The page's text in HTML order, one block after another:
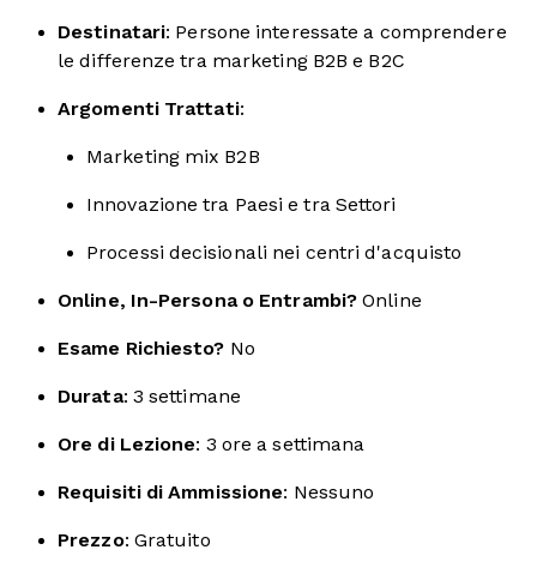
Destinatari: Persone interessate a comprendere
le differenze tra marketing B2B e B2C
Argomenti Trattati:
Marketing mix B2B
Innovazione tra Paesi e tra Settori
Processi decisionali nei centri d'acquisto
Online, In-Persona o Entrambi? Online
Esame Richiesto? No
Durata: 3 settimane
Ore di Lezione: 3 ore a settimana
Requisiti di Ammissione: Nessuno
Prezzo: Gratuito